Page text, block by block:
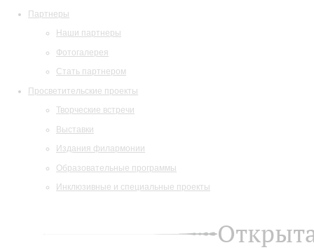
Партнеры
Наши партнеры
Фотогалерея
Стать партнером
Просветительские проекты
Творческие встречи
Выставки
Издания филармонии
Образовательные программы
Инклюзивные и специальные проекты